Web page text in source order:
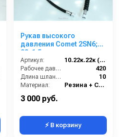
Рукав высокого
давления Comet 2SN6;
22х1,5 г под ключ -
22х1,5г под ключ; 10м
Артикул:
10.22к.22к (2SN6)Comet
Рабочее давление (бар):
420
Длина шланга ВД (м):
10
Материал:
Резина + Сталь
3 000 руб.
⚡ В корзину